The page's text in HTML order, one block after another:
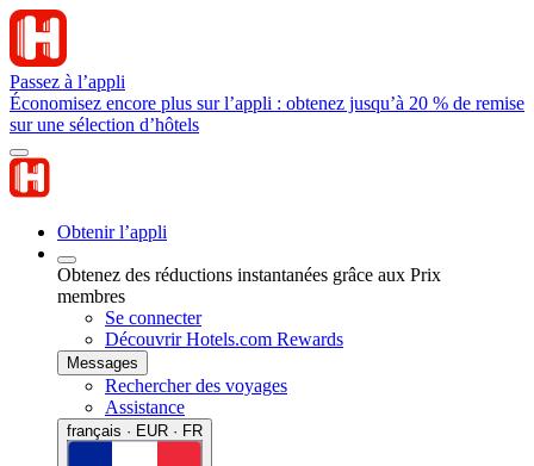
Passez à l’appli
Économisez encore plus sur l’appli : obtenez jusqu’à 20 % de remise
sur une sélection d’hôtels
Obtenir l’appli
Obtenez des réductions instantanées grâce aux Prix
membres
Se connecter
Découvrir Hotels.com Rewards
Messages
Rechercher des voyages
Assistance
français · EUR · FR